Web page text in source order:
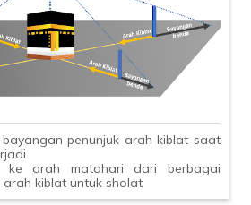
penunjuk arah kiblat saat
ke arah matahari dari berbagai
kiblat untuk sholat